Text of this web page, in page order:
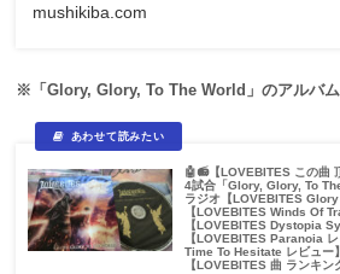
mushikiba.com
※「Glory, Glory, To The World」のアルバ
🤖📻【LOVEBITES この曲
4試合「Glory, Glory, To
ラジオ【LOVEBITES Glory
【LOVEBITES Winds Of
【LOVEBITES Dystopia
【LOVEBITES Paranoia
Time To Hesitate レビュー
【LOVEBITES 曲 ランキン